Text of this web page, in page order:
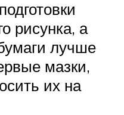
рисунка, а
лучше
мазки,
их на